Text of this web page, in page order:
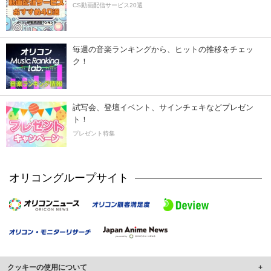
CS動画配信サービス20選
毎週の音楽ランキングから、ヒットの推移をチェッ
ク！
試写会、登壇イベント、サインチェキなどプレゼン
ト！
プレゼント特集
オリコングループサイト
クッキーの使用について